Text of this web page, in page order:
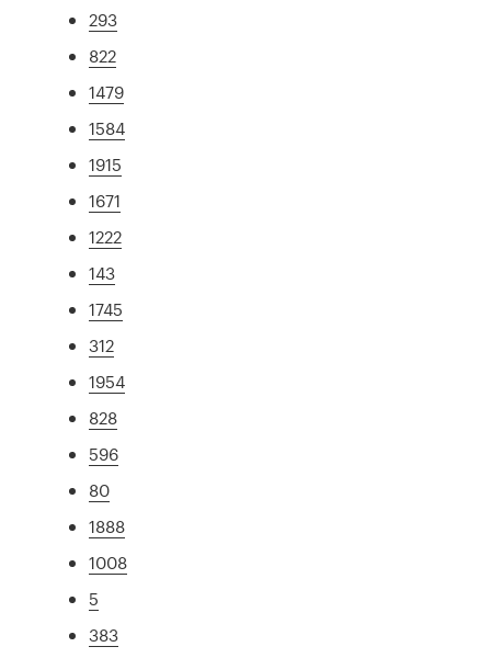
293
822
1479
1584
1915
1671
1222
143
1745
312
1954
828
596
80
1888
1008
5
383